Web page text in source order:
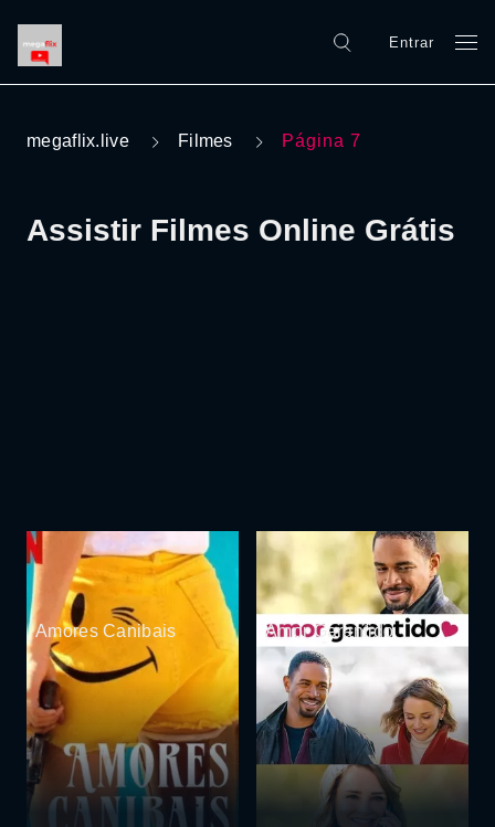
Entrar
megaflix.live Filmes Página 7
Assistir Filmes Online Grátis
Amores Canibais Amor Garantido